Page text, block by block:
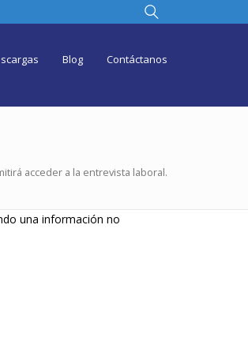
Blog Contáctanos
acceder a la entrevista laboral.
una información no